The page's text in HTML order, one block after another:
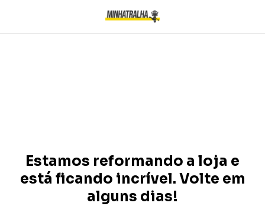
Estamos reformando a loja e
está ficando incrível. Volte em
alguns dias!